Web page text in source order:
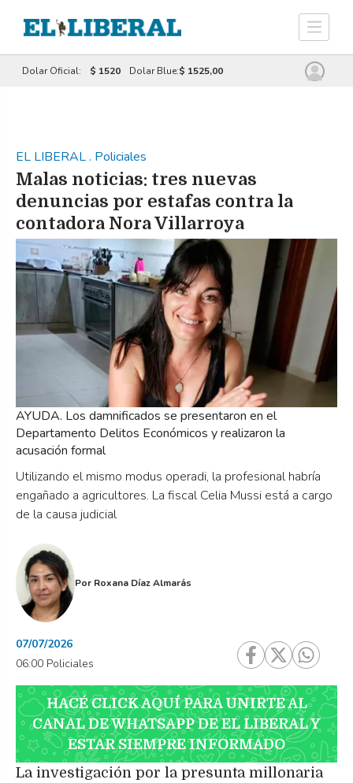
Dolar Oficial: $ 1520 Dolar Blue:$ 1525,00
EL LIBERAL. Policiales
Malas noticias: tres nuevas
denuncias por estafas contra la
contadora Nora Villarroya
Utilizando el mismo modus operadi, la profesional habría
engañado a agricultores. La fiscal Celia Mussi está a cargo
de la causa judicial
AYUDA. Los damnificados se presentaron en el
Departamento Delitos Económicos y realizaron la
acusación formal
Por Roxana Díaz Almarás
07/07/2026
06:00 Policiales
HACÉ CLICK AQUÍ PARA UNIRTE AL
CANAL DE WHATSAPP DE EL LIBERAL Y
ESTAR SIEMPRE INFORMADO
La investigación por la presunta millonaria